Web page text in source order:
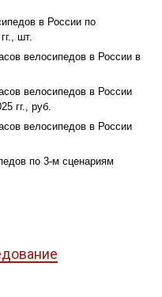
в России по
шт.
велосипедов в России в
велосипедов в России
гг., руб.
велосипедов в России
по 3-м сценариям